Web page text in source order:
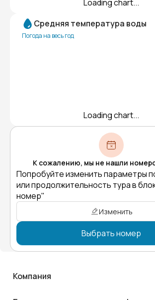
Loading chart...
Средняя температура воды
Погода на весь год
Loading chart...
К сожалению, мы не нашли
Попробуйте изменить параметры
или продолжительность тура в
номер"
Изменить
Выбрать номер
Компания